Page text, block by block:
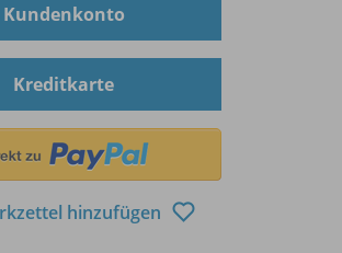
Kundenkonto
Kreditkarte
hinzufügen